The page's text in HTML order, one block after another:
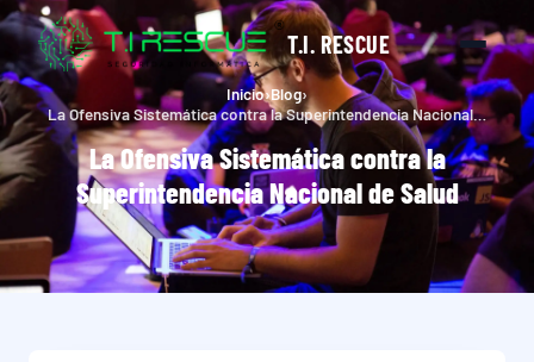
T.I. RESCUE
Inicio›Blog›
La Ofensiva Sistemática contra la Superintendencia Nacional de Salud
La Ofensiva Sistemática contra la
Superintendencia Nacional de Salud